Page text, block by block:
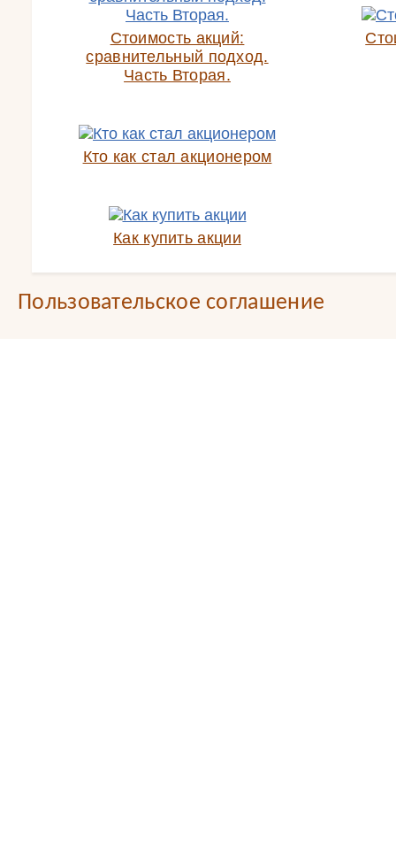
Стоимость акций:
сравнительный подход.
Часть Вторая.
Кто как стал акционером
Как купить акции
Пользовательское соглашение